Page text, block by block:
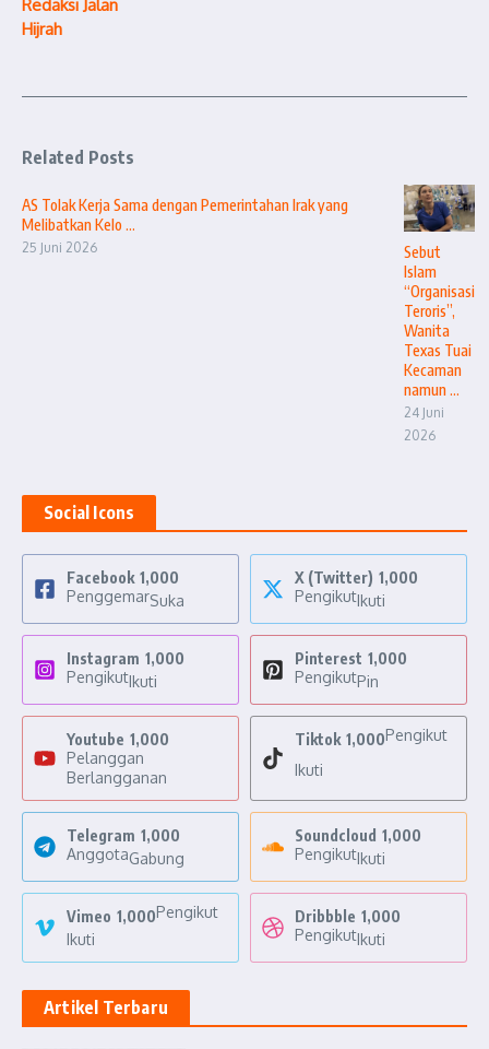
Redaksi Jalan
Hijrah
Related Posts
AS Tolak Kerja Sama dengan Pemerintahan Irak yang
Melibatkan Kelo ...
25 Juni 2026
Sebut
Islam
“Organisasi
Teroris”,
Wanita
Texas Tuai
Kecaman
namun ...
24 Juni
2026
Social Icons
Facebook 1,000
PenggemarSuka
X (Twitter) 1,000
PengikutIkuti
Instagram 1,000
PengikutIkuti
Pinterest 1,000
PengikutPin
Youtube 1,000
Pelanggan
Berlangganan
Tiktok 1,000Pengikut
Ikuti
Telegram 1,000
AnggotaGabung
Soundcloud 1,000
PengikutIkuti
Vimeo 1,000Pengikut
Ikuti
Dribbble 1,000
PengikutIkuti
Artikel Terbaru